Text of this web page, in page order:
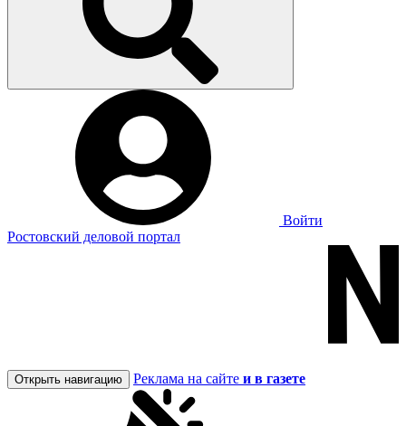
Войти
Ростовский деловой портал
Открыть навигацию Реклама на сайте и в газете